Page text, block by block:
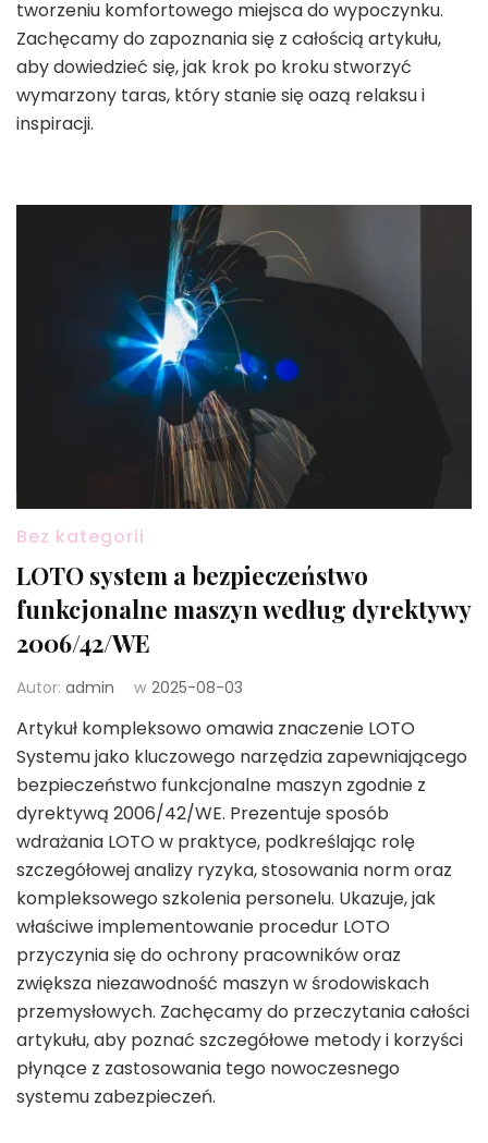
tworzeniu komfortowego miejsca do wypoczynku.
Zachęcamy do zapoznania się z całością artykułu,
aby dowiedzieć się, jak krok po kroku stworzyć
wymarzony taras, który stanie się oazą relaksu i
inspiracji.
Bez kategorii
LOTO system a bezpieczeństwo
funkcjonalne maszyn według dyrektywy
2006/42/WE
Autor: admin w 2025-08-03
Artykuł kompleksowo omawia znaczenie LOTO
Systemu jako kluczowego narzędzia zapewniającego
bezpieczeństwo funkcjonalne maszyn zgodnie z
dyrektywą 2006/42/WE. Prezentuje sposób
wdrażania LOTO w praktyce, podkreślając rolę
szczegółowej analizy ryzyka, stosowania norm oraz
kompleksowego szkolenia personelu. Ukazuje, jak
właściwe implementowanie procedur LOTO
przyczynia się do ochrony pracowników oraz
zwiększa niezawodność maszyn w środowiskach
przemysłowych. Zachęcamy do przeczytania całości
artykułu, aby poznać szczegółowe metody i korzyści
płynące z zastosowania tego nowoczesnego
systemu zabezpieczeń.